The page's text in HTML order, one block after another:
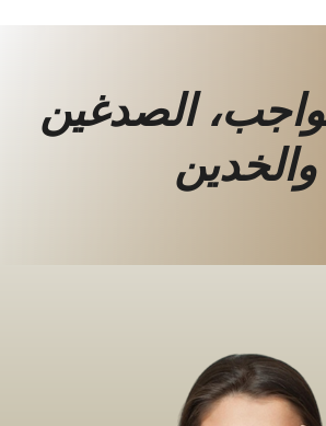
الصدغين
والخدين